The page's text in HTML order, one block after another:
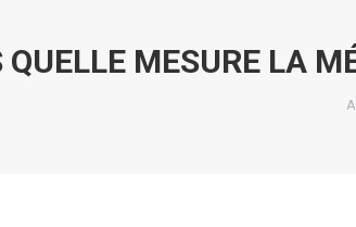
QUELLE MESURE LA